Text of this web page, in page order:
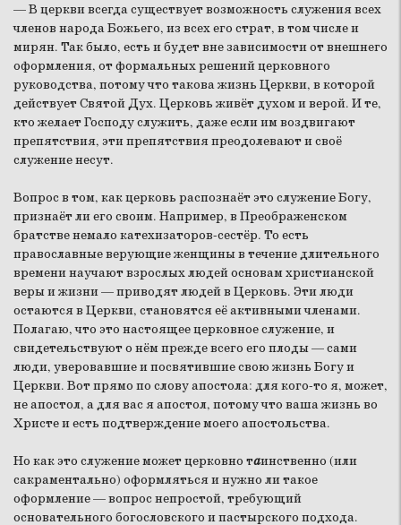
— В церкви всегда существует возможность служения всех
членов народа Божьего, из всех его страт, в том числе и
мирян. Так было, есть и будет вне зависимости от внешнего
оформления, от формальных решений церковного
руководства, потому что такова жизнь Церкви, в которой
действует Святой Дух. Церковь живёт духом и верой. И те,
кто желает Господу служить, даже если им воздвигают
препятствия, эти препятствия преодолевают и своё
служение несут.
Вопрос в том, как церковь распознаёт это служение Богу,
признаёт ли его своим. Например, в Преображенском
братстве немало катехизаторов-сестёр. То есть
православные верующие женщины в течение длительного
времени научают взрослых людей основам христианской
веры и жизни — приводят людей в Церковь. Эти люди
остаются в Церкви, становятся её активными членами.
Полагаю, что это настоящее церковное служение, и
свидетельствуют о нём прежде всего его плоды — сами
люди, уверовавшие и посвятившие свою жизнь Богу и
Церкви. Вот прямо по слову апостола: для кого-то я, может,
не апостол, а для вас я апостол, потому что ваша жизнь во
Христе и есть подтверждение моего апостольства.
Но как это служение может церковно таинственно (или
сакраментально) оформляться и нужно ли такое
оформление — вопрос непростой, требующий
основательного богословского и пастырского подхода.